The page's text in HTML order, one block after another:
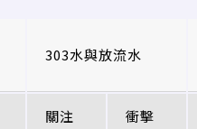
303水與放流水
關注
衝擊